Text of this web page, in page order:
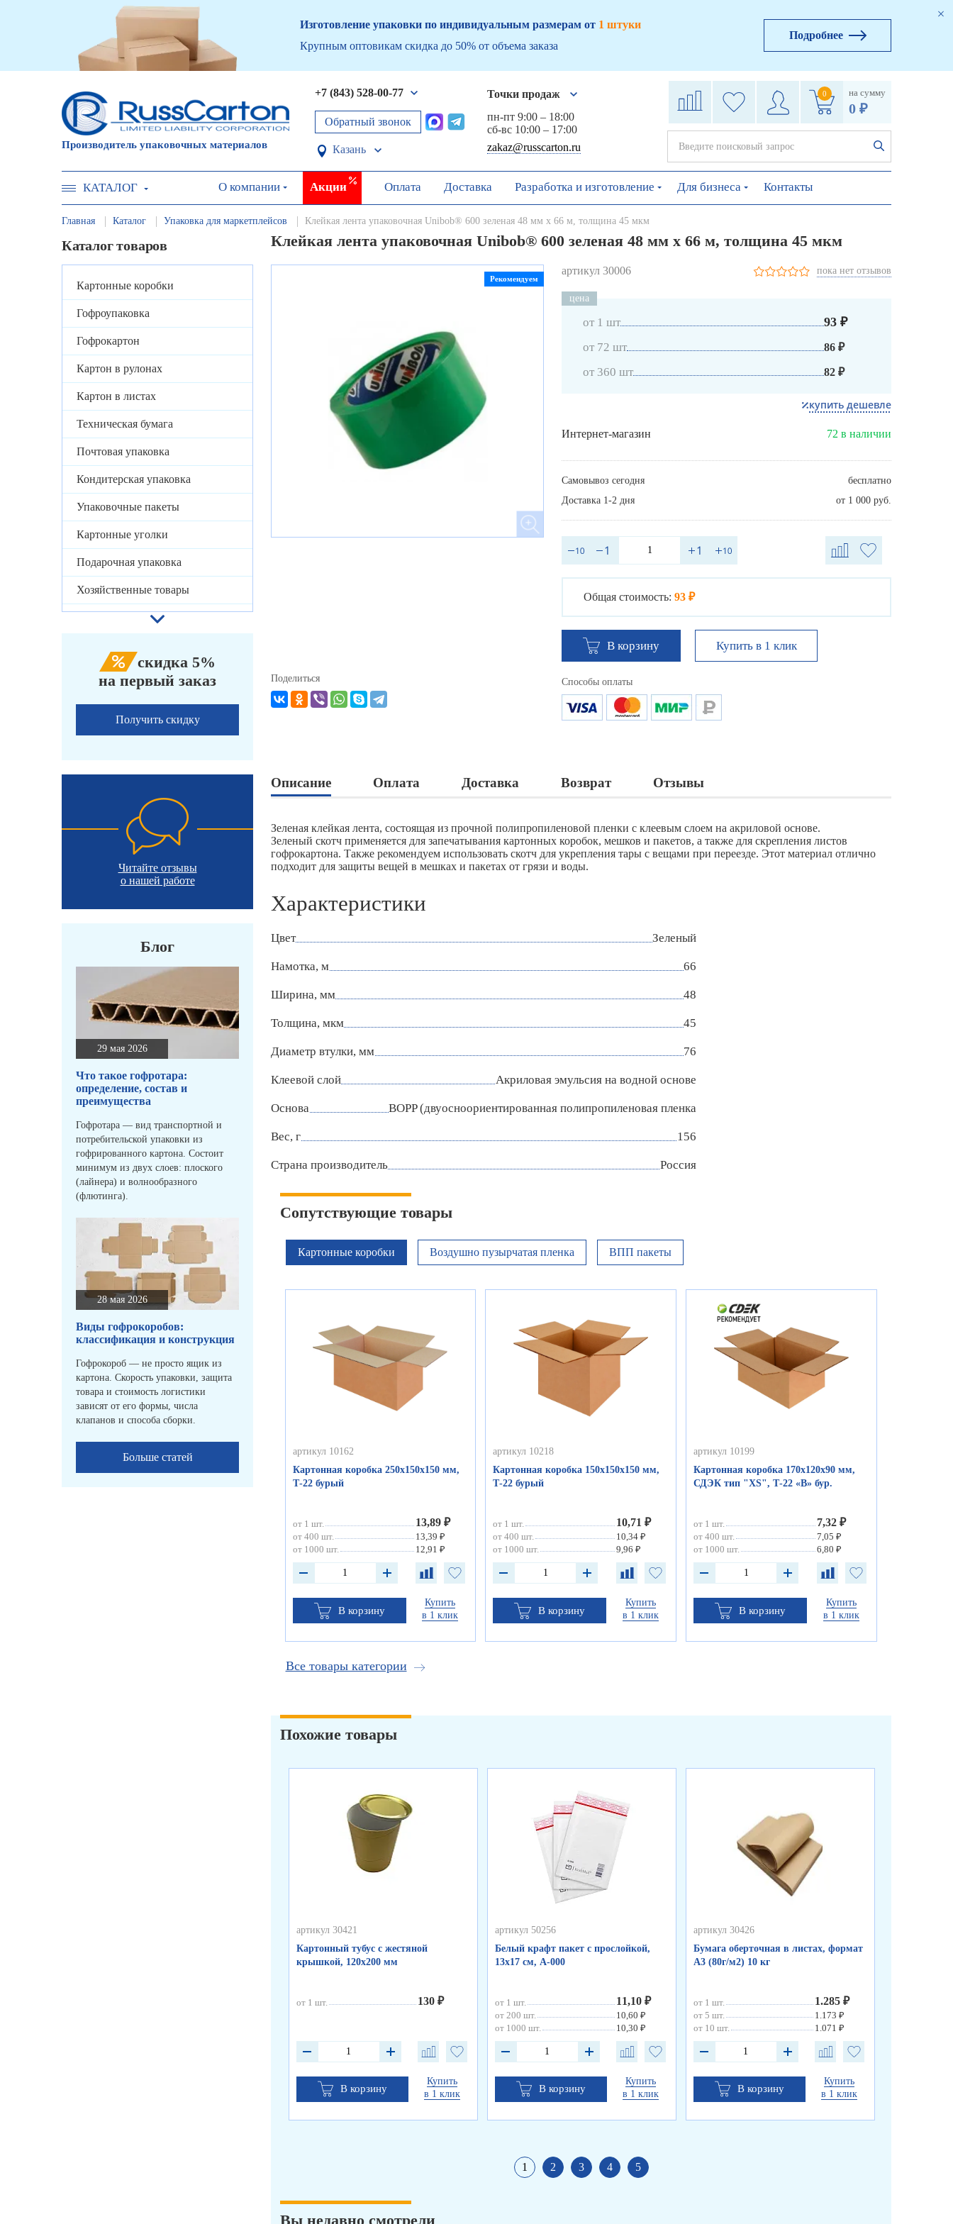
Изготовление упаковки по индивидуальным размерам от 1 штуки
Крупным оптовикам скидка до 50% от объема заказа
Подробнее
Производитель упаковочных материалов
+7 (843) 528-00-77
Обратный звонок
Казань
Точки продаж
пн-пт 9:00 – 18:00
сб-вс 10:00 – 17:00
zakaz@russcarton.ru
0 на сумму
0 ₽
КАТАЛОГ О компании Акции Оплата Доставка Разработка и изготовление Для бизнеса Контакты
Главная Каталог Упаковка для маркетплейсов Клейкая лента упаковочная Unibob® 600 зеленая 48 мм х 66 м, толщина 45 мкм
Каталог товаров
Картонные коробки
Гофроупаковка
Гофрокартон
Картон в рулонах
Картон в листах
Техническая бумага
Почтовая упаковка
Кондитерская упаковка
Упаковочные пакеты
Картонные уголки
Подарочная упаковка
Хозяйственные товары
скидка 5%
на первый заказ
Получить скидку
Читайте отзывы
о нашей работе
Блог
29 мая 2026
Что такое гофротара:
определение, состав и
преимущества
Гофротара — вид транспортной и
потребительской упаковки из
гофрированного картона. Состоит
минимум из двух слоев: плоского
(лайнера) и волнообразного
(флютинга).
28 мая 2026
Виды гофрокоробов:
классификация и конструкция
Гофрокороб — не просто ящик из
картона. Скорость упаковки, защита
товара и стоимость логистики
зависят от его формы, числа
клапанов и способа сборки.
Больше статей
Клейкая лента упаковочная Unibob® 600 зеленая 48 мм х 66 м, толщина 45 мкм
Рекомендуем
артикул 30006 пока нет отзывов
цена
от 1 шт 93 ₽
от 72 шт 86 ₽
от 360 шт 82 ₽
купить дешевле
Интернет-магазин 72 в наличии
Самовывоз сегодня
бесплатно
Доставка 1-2 дня
от 1 000 руб.
Общая стоимость: 93 ₽
В корзину Купить в 1 клик
Поделиться Способы оплаты
Описание Оплата Доставка Возврат Отзывы
Зеленая клейкая лента, состоящая из прочной полипропиленовой пленки с клеевым слоем на акриловой основе.
Зеленый скотч применяется для запечатывания картонных коробок, мешков и пакетов, а также для скрепления листов
гофрокартона. Также рекомендуем использовать скотч для укрепления тары с вещами при переезде. Этот материал отлично
подходит для защиты вещей в мешках и пакетах от грязи и воды.
Характеристики
Цвет Зеленый
Намотка, м 66
Ширина, мм 48
Толщина, мкм 45
Диаметр втулки, мм 76
Клеевой слой Акриловая эмульсия на водной основе
Основа BOPP (двуосноориентированная полипропиленовая пленка
Вес, г 156
Страна производитель Россия
Сопутствующие товары
Картонные коробки Воздушно пузырчатая пленка ВПП пакеты
артикул 10162
Картонная коробка 250х150х150 мм,
Т-22 бурый
от 1 шт. 13,89 ₽
от 400 шт.
13,39 ₽
от 1000 шт.
12,91 ₽
В корзину
Купить
в 1 клик
артикул 10218
Картонная коробка 150х150х150 мм,
Т-22 бурый
от 1 шт. 10,71 ₽
от 400 шт.
10,34 ₽
от 1000 шт.
9,96 ₽
В корзину
Купить
в 1 клик
артикул 10199
Картонная коробка 170х120х90 мм,
СДЭК тип "ХS", Т-22 «В» бур.
от 1 шт. 7,32 ₽
от 400 шт.
7,05 ₽
от 1000 шт.
6,80 ₽
В корзину
Купить
в 1 клик
Все товары категории
Похожие товары
артикул 30421
Картонный тубус с жестяной
крышкой, 120х200 мм
от 1 шт. 130 ₽
В корзину
Купить
в 1 клик
артикул 50256
Белый крафт пакет с прослойкой,
13х17 см, А-000
от 1 шт. 11,10 ₽
от 200 шт.
10,60 ₽
от 1000 шт.
10,30 ₽
В корзину
Купить
в 1 клик
артикул 30426
Бумага оберточная в листах, формат
А3 (80г/м2) 10 кг
от 1 шт. 1.285 ₽
от 5 шт.
1.173 ₽
от 10 шт.
1.071 ₽
В корзину
Купить
в 1 клик
1 2 3 4 5
Вы недавно смотрели